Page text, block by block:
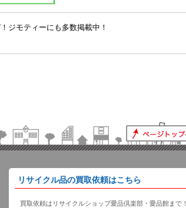
ジモティーにも多数掲載中！
リサイクル品の買取依頼はこちら
買取依頼はリサイクルショップ愛品倶楽部・愛品館まで！